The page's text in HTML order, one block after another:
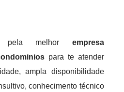
pela melhor empresa
para te atender
ampla disponibilidade
conhecimento técnico